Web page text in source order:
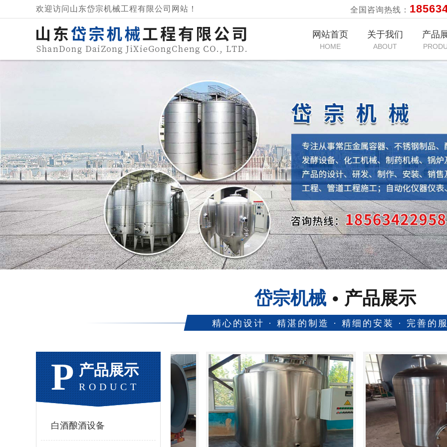
欢迎访问山东岱宗机械工程有限公司网站！ 全国咨询热线：
网站首页
HOME
关于我们
ABOUT
产品
岱宗机械 产品展示
精心的设计 · 精湛的制造 · 精细的安装 · 完善的
P 产品展示
RODUCT
白酒酿酒设备